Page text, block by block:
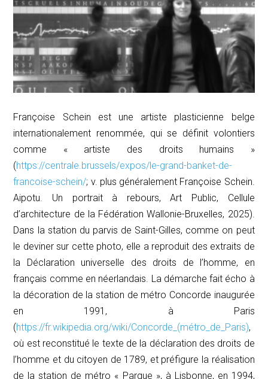
Françoise Schein est une artiste plasticienne belge
internationalement renommée, qui se définit volontiers
comme « artiste des droits humains »
(https://centrale.brussels/expos/le-grand-banket-de-
francoise-schein/; v. plus généralement Françoise Schein.
Aipotu. Un portrait à rebours, Art Public, Cellule
d’architecture de la Fédération Wallonie-Bruxelles, 2025).
Dans la station du parvis de Saint-Gilles, comme on peut
le deviner sur cette photo, elle a reproduit des extraits de
la Déclaration universelle des droits de l’homme, en
français comme en néerlandais. La démarche fait écho à
la décoration de la station de métro Concorde inaugurée
en 1991, à Paris
(https://fr.wikipedia.org/wiki/Concorde_(métro_de_Paris),
où est reconstitué le texte de la déclaration des droits de
l’homme et du citoyen de 1789, et préfigure la réalisation
de la station de métro « Parque », à Lisbonne, en 1994,